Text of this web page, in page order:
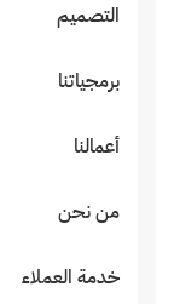
التصميم
برمجياتنا
أعمالنا
من نحن
خدمة العملاء